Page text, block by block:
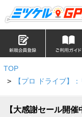
TOP
> 【プロ ドライブ】
【大感謝セール開